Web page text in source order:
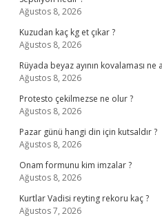
Ağustos 8, 2026
Kuzudan kaç kg et çıkar ?
Ağustos 8, 2026
Rüyada beyaz ayının kovalaması ne
Ağustos 8, 2026
Protesto çekilmezse ne olur ?
Ağustos 8, 2026
Pazar günü hangi din için kutsaldır ?
Ağustos 8, 2026
Onam formunu kim imzalar ?
Ağustos 8, 2026
Kurtlar Vadisi reyting rekoru kaç ?
Ağustos 7, 2026